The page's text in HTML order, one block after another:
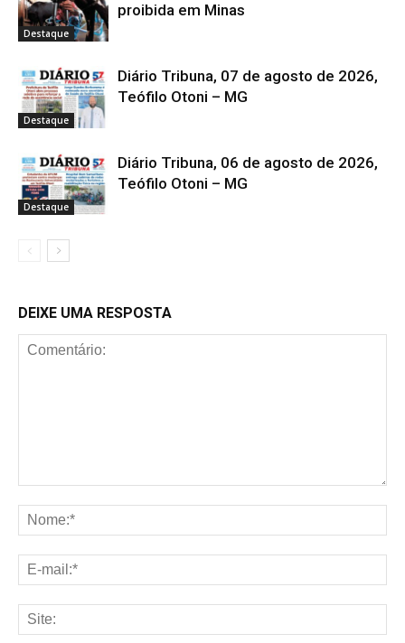
Destaque
proibida em Minas
Destaque
Diário Tribuna, 07 de agosto de 2026,
Teófilo Otoni – MG
Destaque
Diário Tribuna, 06 de agosto de 2026,
Teófilo Otoni – MG
DEIXE UMA RESPOSTA